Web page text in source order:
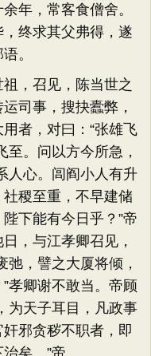
年，常客食僧舍。
终求其父弗得，遂
。
，召见，陈当世之
司事，搜抉蠹弊，
者，对曰：“张雄飞
至。问以方今所急，
人心。闾阎小人有升
稷至重，不早建储
下能有今日乎？”帝
，与江孝卿召见，
弛，譬之大厦将倾，
孝卿谢不敢当。帝顾
为天子耳目，凡政事
邪贪秽不职者，即
矣。”帝